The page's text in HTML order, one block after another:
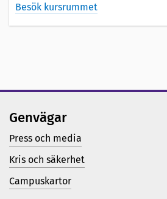
Besök kursrummet
Genvägar
Press och media
Kris och säkerhet
Campuskartor